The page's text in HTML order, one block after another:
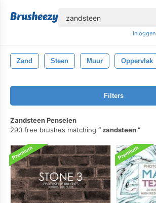
Inloggen
Zand Steen Muur Oppervlak
Filters
Zandsteen Penselen
290 free brushes matching
zandsteen